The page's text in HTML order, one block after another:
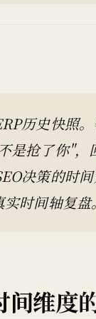
历史快照
是抢了你"
决策的时
时间轴复盘。
维度